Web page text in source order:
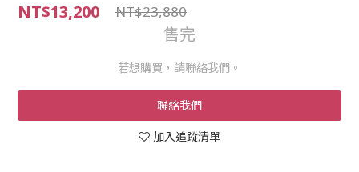
NT$13,200 NT$23,880
售完
若想購買，請聯絡我們。
聯絡我們
加入追蹤清單